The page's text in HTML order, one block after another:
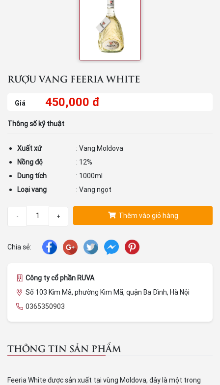
RƯỢU VANG FEERIA WHITE
Giá 450,000 đ
Thông số kỹ thuật
Xuất xứ
: Vang Moldova
Nồng độ
: 12%
Dung tích
: 1000ml
Loại vang
: Vang ngọt
- + Thêm vào giỏ hàng
Chia sẻ:
Công ty cổ phần RUVA
Số 103 Kim Mã, phường Kim Mã, quận Ba Đình, Hà Nội
0365350903
THÔNG TIN SẢN PHẨM
Feeria White được sản xuất tại vùng Moldova, đây là một trong